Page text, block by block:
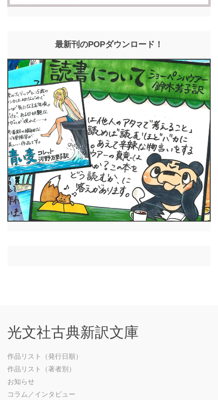
最新刊のPOPダウンロード！
光文社古典新訳文庫
作品リスト（発行日順）
作品リスト（著者別）
お知らせ
コラム／インタビュー